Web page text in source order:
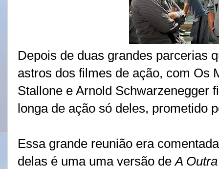
Depois de duas grandes parcerias
astros dos filmes de ação, com Os
Stallone e Arnold Schwarzenegger
longa de ação só deles, prometido
Essa grande reunião era
delas é uma uma versão deA